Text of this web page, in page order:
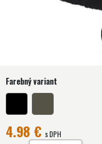
Farebný variant
4.98 € s DPH